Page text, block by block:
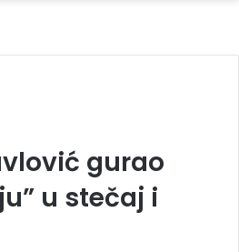
gurao
u stečaj i